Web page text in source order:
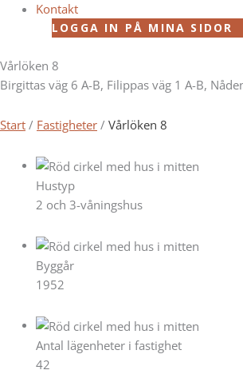
Kontakt
LOGGA IN PÅ MINA SIDOR
Vårlöken 8
Birgittas väg 6 A-B, Filippas väg 1 A-B,
Start / Fastigheter / Vårlöken 8
Hustyp
2 och 3-våningshus
Byggår
1952
Antal lägenheter i fastighet
42